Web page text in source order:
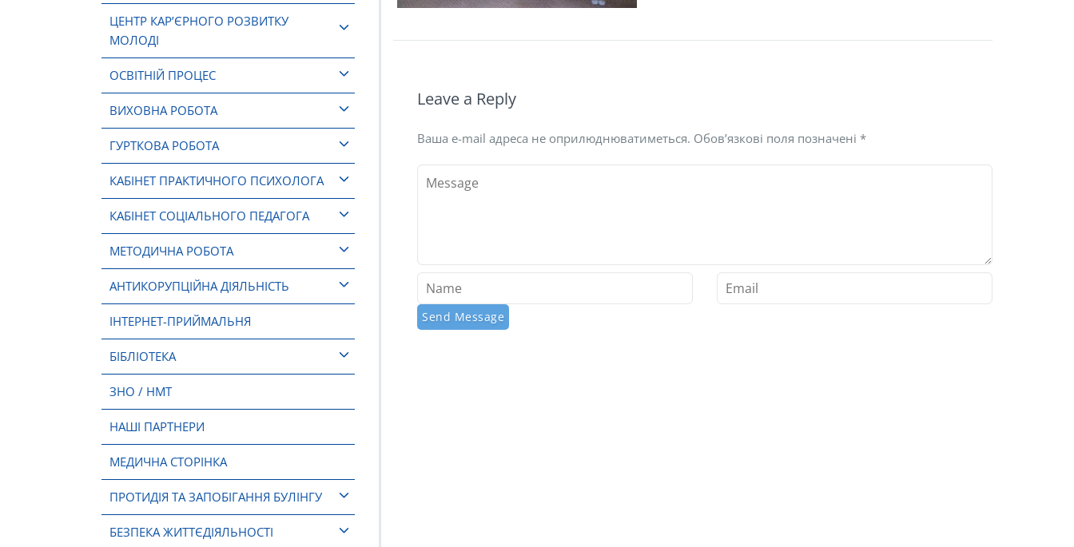
ЦЕНТР КАР’ЄРНОГО РОЗВИТКУ
МОЛОДІ
ОСВІТНІЙ ПРОЦЕС
ВИХОВНА РОБОТА
ГУРТКОВА РОБОТА
КАБІНЕТ ПРАКТИЧНОГО ПСИХОЛОГА
КАБІНЕТ СОЦІАЛЬНОГО ПЕДАГОГА
МЕТОДИЧНА РОБОТА
АНТИКОРУПЦІЙНА ДІЯЛЬНІСТЬ
ІНТЕРНЕТ-ПРИЙМАЛЬНЯ
БІБЛІОТЕКА
ЗНО / НМТ
НАШІ ПАРТНЕРИ
МЕДИЧНА СТОРІНКА
ПРОТИДІЯ ТА ЗАПОБІГАННЯ БУЛІНГУ
БЕЗПЕКА ЖИТТЄДІЯЛЬНОСТІ
Leave a Reply
Ваша e-mail адреса не оприлюднюватиметься. Обов’язкові поля позначені *